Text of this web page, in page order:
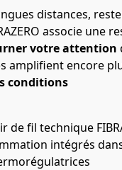
distances,
associe une
votre attention
amplifient encore
conditions
fil technique
intégrés